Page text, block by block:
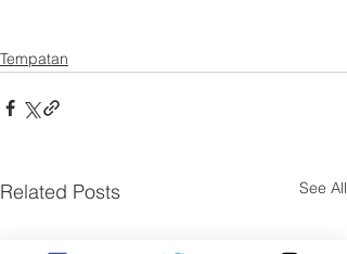
Tempatan
Related Posts See All